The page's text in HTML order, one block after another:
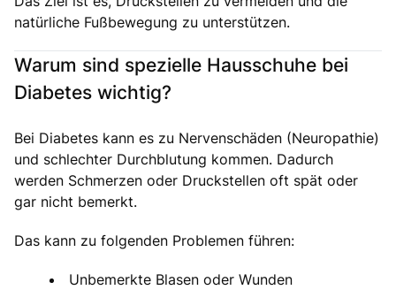
natürliche Fußbewegung zu unterstützen.
Warum sind spezielle Hausschuhe bei
Diabetes wichtig?
Bei Diabetes kann es zu Nervenschäden (Neuropathie)
und schlechter Durchblutung kommen. Dadurch
werden Schmerzen oder Druckstellen oft spät oder
gar nicht bemerkt.
Das kann zu folgenden Problemen führen:
Unbemerkte Blasen oder Wunden